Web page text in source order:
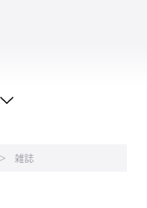
雑誌